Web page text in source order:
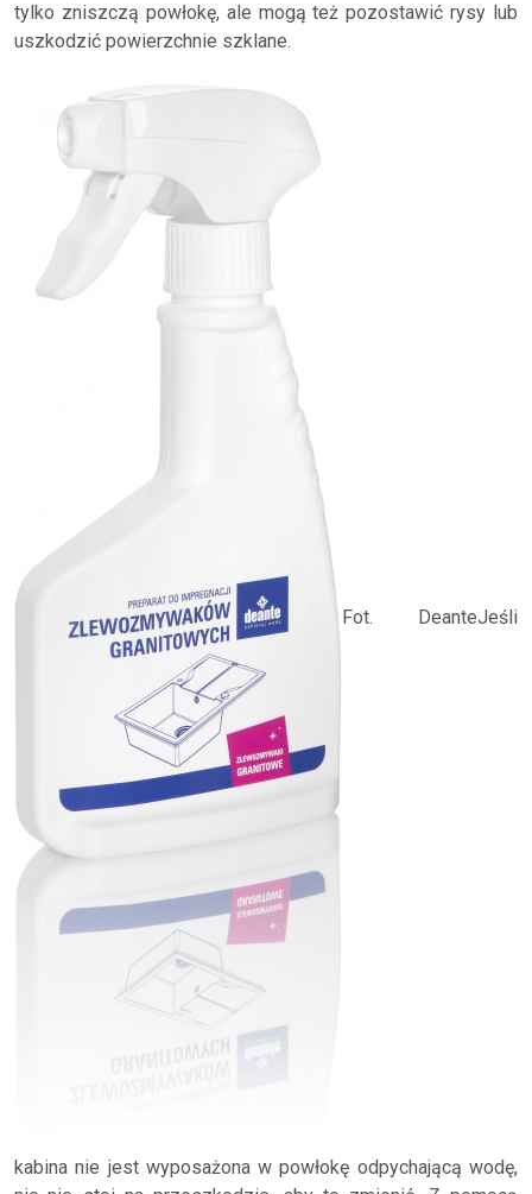
tylko zniszczą powłokę, ale mogą też pozostawić rysy lub
uszkodzić powierzchnie szklane.
Fot. DeanteJeśli
kabina nie jest wyposażona w powłokę odpychającą wodę,